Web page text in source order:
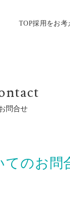
TOP採用をお考
問合せ
てのお問